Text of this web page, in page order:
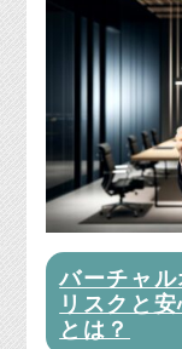
バーチャ
リスクと
とは？